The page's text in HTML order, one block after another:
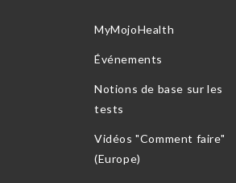
MyMojoHealth
Événements
Notions de base sur les
tests
Vidéos "Comment faire"
(Europe)